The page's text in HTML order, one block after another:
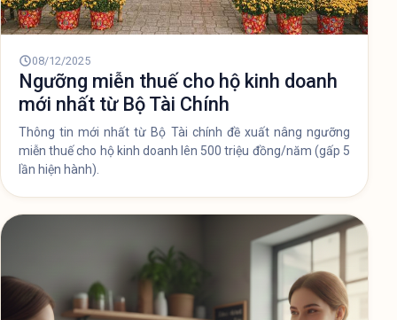
08/12/2025
Ngưỡng miễn thuế cho hộ kinh doanh
mới nhất từ Bộ Tài Chính
Thông tin mới nhất từ Bộ Tài chính đề xuất nâng ngưỡng
miễn thuế cho hộ kinh doanh lên 500 triệu đồng/năm (gấp 5
lần hiện hành).